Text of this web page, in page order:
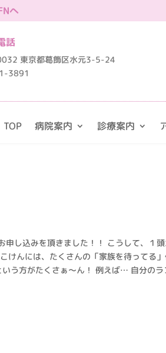
へ
話
東京都葛飾区水元3-5-24
3891
TOP 病院案内 診療案内
申し込みを頂きました！！ こうして、１
けんには、たくさんの「家族を待ってる
う方がたくさぁ～ん！ 例えば… 自分のラ